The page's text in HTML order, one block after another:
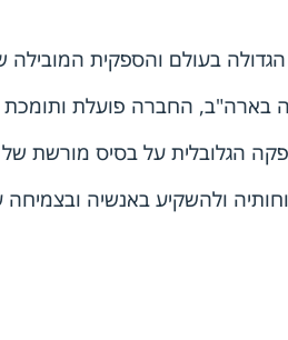
בעולם והספקית
בארה"ב, החברה פועלת ותומכת
הגלובלית על בסיס מורשת של
ולהשקיע באנשיה ובצמיחה